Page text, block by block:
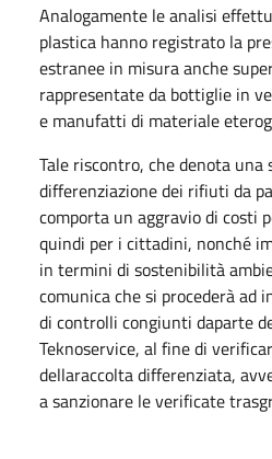
Analogamente le analisi
plastica hanno registrato la
estranee in misura anche
rappresentate da bottiglie in
e manufatti di materiale
Tale riscontro, che denota una
differenziazione dei rifiuti da
comporta un aggravio di costi
quindi per i cittadini, nonché
in termini di sostenibilità
comunica che si procederà ad
di controlli congiunti daparte
Teknoservice, al fine di
dellaraccolta differenziata,
a sanzionare le verificate